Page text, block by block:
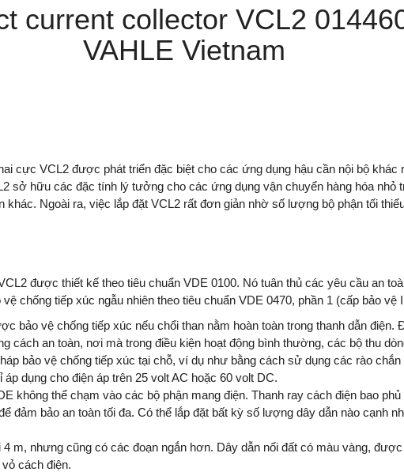
current collector VCL2
VAHLE Vietnam
cực VCL2 được phát triển đặc biệt cho các ứng dụng hậu cần nội bộ
sở hữu các đặc tính lý tưởng cho các ứng dụng vận chuyển hàng hóa nhỏ
khác. Ngoài ra, việc lắp đặt VCL2 rất đơn giản nhờ số lượng bộ phận tối
được thiết kế theo tiêu chuẩn VDE 0100. Nó tuân thủ các yêu cầu an
chống tiếp xúc ngẫu nhiên theo tiêu chuẩn VDE 0470, phần 1 (cấp bảo vệ
bảo vệ chống tiếp xúc nếu chổi than nằm hoàn toàn trong thanh dẫn điện.
cách an toàn, nơi mà trong điều kiện hoạt động bình thường, các bộ thu
bảo vệ chống tiếp xúc tại chỗ, ví dụ như bằng cách sử dụng các rào
áp dụng cho điện áp trên 25 volt AC hoặc 60 volt DC.
không thể chạm vào các bộ phận mang điện. Thanh ray cách điện bao
đảm bảo an toàn tối đa. Có thể lắp đặt bất kỳ số lượng dây dẫn nào cạnh
m, nhưng cũng có các đoạn ngắn hơn. Dây dẫn nối đất có màu vàng,
cách điện.